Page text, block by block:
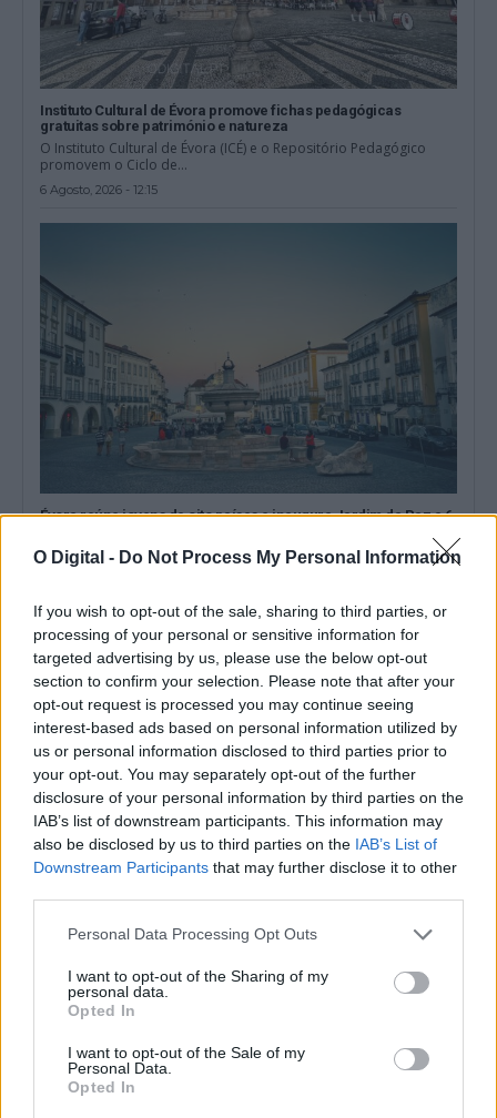
O Digital - Do Not Process My Personal Information
If you wish to opt-out of the sale, sharing to third parties, or
processing of your personal or sensitive information for
targeted advertising by us, please use the below opt-out
section to confirm your selection. Please note that after your
opt-out request is processed you may continue seeing
interest-based ads based on personal information utilized by
us or personal information disclosed to third parties prior to
your opt-out. You may separately opt-out of the further
disclosure of your personal information by third parties on the
IAB’s list of downstream participants. This information may
also be disclosed by us to third parties on the IAB’s List of
Downstream Participants that may further disclose it to other
Personal Data Processing Opt Outs
I want to opt-out of the Sharing of my
personal data.
Opted In
I want to opt-out of the Sale of my
Personal Data.
Opted In
Instituto Cultural de Évora promove fichas pedagógicas
gratuitas sobre património e natureza
O Instituto Cultural de Évora (ICÉ) e o Repositório Pedagógico
promovem o Ciclo de...
6 Agosto, 2026 - 12:15
Évora reúne jovens de oito países e inaugura Jardim da Paz a 6
Évora está a receber, até quinta-feira, 6 de agosto, a International
Youth Conference for...
até ao 3.º ciclo
da Ação Social Escolar para...
4 Agosto, 2026 - 19:00